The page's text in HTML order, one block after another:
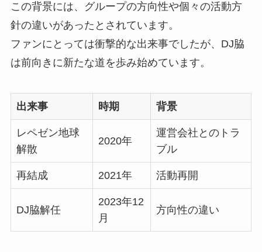
この背景には、グループの方向性や個々の活動方
針の違いがあったとされています。
ファンにとっては衝撃的な出来事でしたが、DJ脇
は前向きに新たな道を歩み始めています。
出来事 時期 背景
レペゼン地球
解散
2020年
運営会社とのトラ
ブル
再結成 2021年 活動再開
DJ脇解任
2023年12
月
方向性の違い